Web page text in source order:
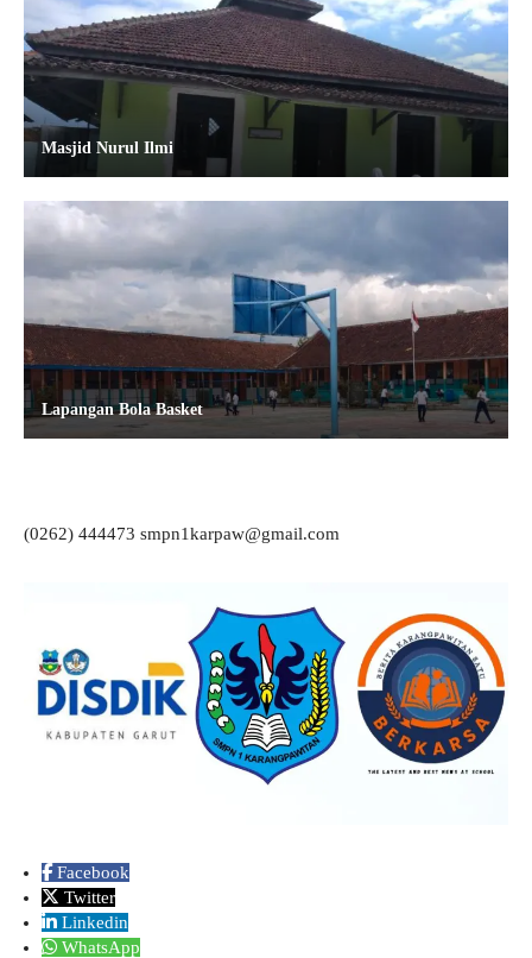
Masjid Nurul Ilmi
Lapangan Bola Basket
(0262) 444473 smpn1karpaw@gmail.com
Facebook
Twitter
Linkedin
WhatsApp